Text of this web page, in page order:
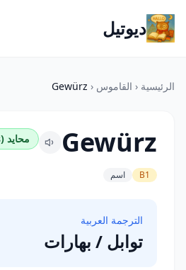
ديوتيل
الرئيسية ‹ القاموس ‹
Gewürz
Gewürz محايد (das)
B1 اسم
الترجمة العربية
توابل / بهارات